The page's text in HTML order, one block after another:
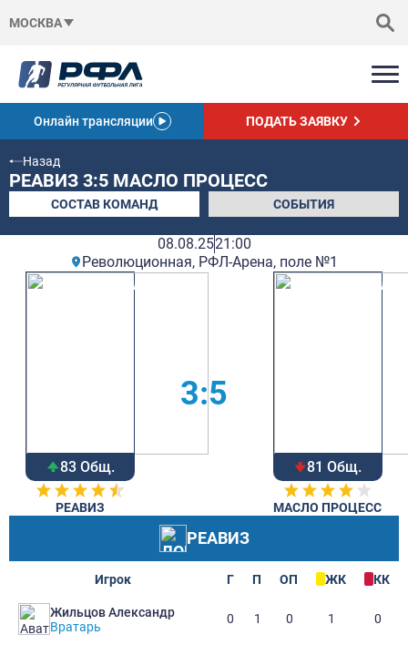
МОСКВА
Онлайн трансляции ПОДАТЬ ЗАЯВКУ
Назад
РЕАВИЗ 3:5 МАСЛО ПРОЦЕСС
СОСТАВ КОМАНД СОБЫТИЯ
08.08.2521:00
Революционная, РФЛ-Арена, поле №1
83 Общ.
РЕАВИЗ
3:5
81 Общ.
МАСЛО ПРОЦЕСС
РЕАВИЗ
Игрок Г П ОП ЖК КК
Жильцов Александр
Вратарь
0 1 0 1 0